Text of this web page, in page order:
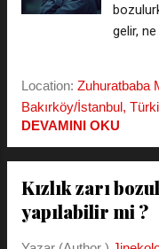
gelir,
yoksa
kanı
Dikimi
*** (
- gizli
Zarı
Zarı
Location: Zuhuratbaba
Bakırköy/İstanbul,
DEVAMINI OKU
Kızlık zarı
yapılabilir mi ?